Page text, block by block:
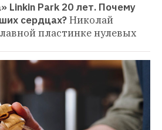
Linkin Park 20 лет. Почему
сердцах?Николай
пластинке нулевых